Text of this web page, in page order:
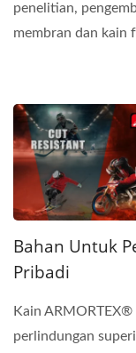
penelitian,
membran dan kain
Bahan Untuk
Pribadi
Kain
perlindungan